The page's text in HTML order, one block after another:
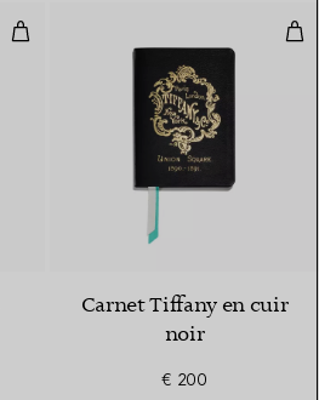
Carnet en cuir cerise
5 Couleurs
Carnet Tiffany en cuir
noir
€ 200